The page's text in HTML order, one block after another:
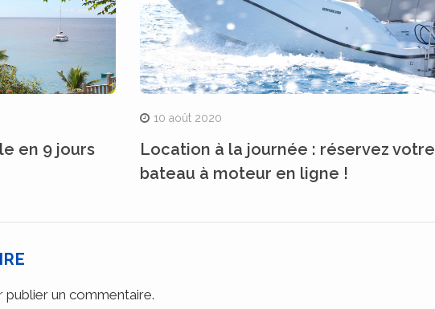
en 9 jours
10 août 2020
Location à la journée : réservez votre
bateau à moteur en ligne !
publier un commentaire.